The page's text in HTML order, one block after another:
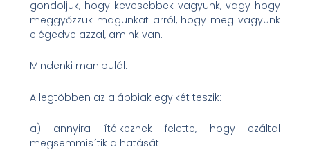
gondoljuk, hogy kevesebbek vagyunk, vagy hogy
meggyőzzük magunkat arról, hogy meg vagyunk
elégedve azzal, amink van.
Mindenki manipulál.
A legtöbben az alábbiak egyikét teszik:
a) annyira ítélkeznek felette, hogy ezáltal
megsemmisítik a hatását